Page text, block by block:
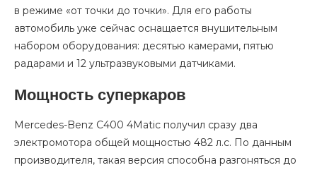
в режиме «от точки до точки». Для его работы
автомобиль уже сейчас оснащается внушительным
набором оборудования: десятью камерами, пятью
радарами и 12 ультразвуковыми датчиками.
Мощность суперкаров
Mercedes-Benz C400 4Matic получил сразу два
электромотора общей мощностью 482 л.с. По данным
производителя, такая версия способна разгоняться до